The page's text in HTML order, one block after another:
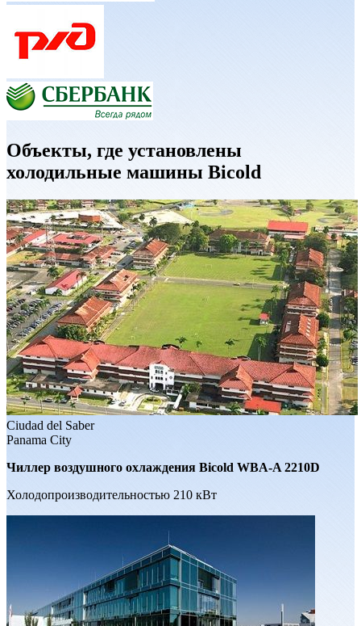
Объекты, где установлены
холодильные машины Bicold
Ciudad del Saber
Panama City
Чиллер воздушного охлаждения Bicold WBA-A 2210D
Холодопроизводительностью 210 кВт